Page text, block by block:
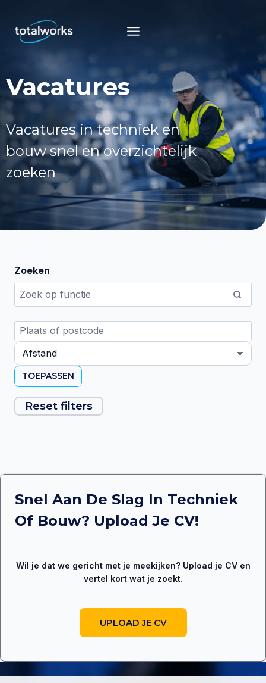
inhoud
Vacatures
Vacatures in techniek en
bouw snel en overzichtelijk
zoeken
Zoeken
TOEPASSEN
Reset filters
Snel Aan De Slag In Techniek
Of Bouw? Upload Je CV!
Wil je dat we gericht met je meekijken? Upload je CV en
vertel kort wat je zoekt.
UPLOAD JE CV